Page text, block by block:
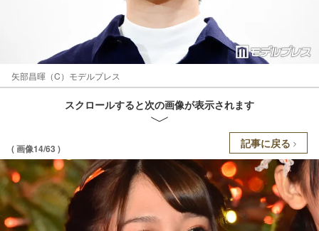
矢部昌暉（C）モデルプレス
スクロールすると次の画像が表示されます
( 画像14/63 ) 記事に戻る